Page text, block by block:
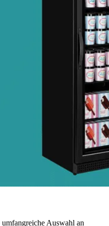
Auswahl an